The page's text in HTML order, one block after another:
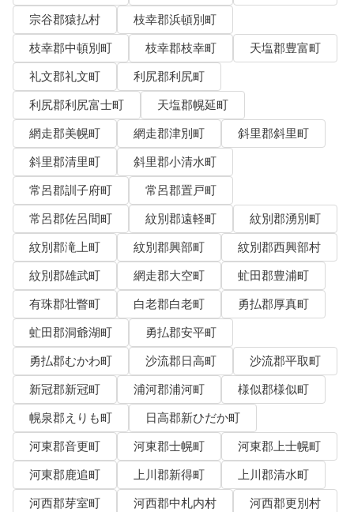
宗谷郡猿払村
枝幸郡浜頓別町
枝幸郡中頓別町
枝幸郡枝幸町
天塩郡豊富町
礼文郡礼文町
利尻郡利尻町
利尻郡利尻富士町
天塩郡幌延町
網走郡美幌町
網走郡津別町
斜里郡斜里町
斜里郡清里町
斜里郡小清水町
常呂郡訓子府町
常呂郡置戸町
常呂郡佐呂間町
紋別郡遠軽町
紋別郡湧別町
紋別郡滝上町
紋別郡興部町
紋別郡西興部村
紋別郡雄武町
網走郡大空町
虻田郡豊浦町
有珠郡壮瞥町
白老郡白老町
勇払郡厚真町
虻田郡洞爺湖町
勇払郡安平町
勇払郡むかわ町
沙流郡日高町
沙流郡平取町
新冠郡新冠町
浦河郡浦河町
様似郡様似町
幌泉郡えりも町
日高郡新ひだか町
河東郡音更町
河東郡士幌町
河東郡上士幌町
河東郡鹿追町
上川郡新得町
上川郡清水町
河西郡芽室町
河西郡中札内村
河西郡更別村